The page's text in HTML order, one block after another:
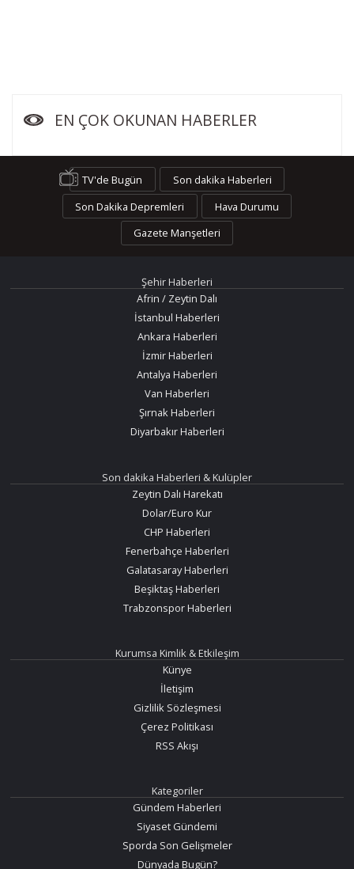
EN ÇOK OKUNAN HABERLER
TV'de Bugün
Son dakika Haberleri
Son Dakika Depremleri
Hava Durumu
Gazete Manşetleri
Şehir Haberleri
Afrin / Zeytin Dalı
İstanbul Haberleri
Ankara Haberleri
İzmir Haberleri
Antalya Haberleri
Van Haberleri
Şırnak Haberleri
Diyarbakır Haberleri
Son dakika Haberleri & Kulüpler
Zeytin Dalı Harekatı
Dolar/Euro Kur
CHP Haberleri
Fenerbahçe Haberleri
Galatasaray Haberleri
Beşiktaş Haberleri
Trabzonspor Haberleri
Kurumsa Kimlik & Etkileşim
Künye
İletişim
Gizlilik Sözleşmesi
Çerez Politikası
RSS Akışı
Kategoriler
Gündem Haberleri
Siyaset Gündemi
Sporda Son Gelişmeler
Dünyada Bugün?